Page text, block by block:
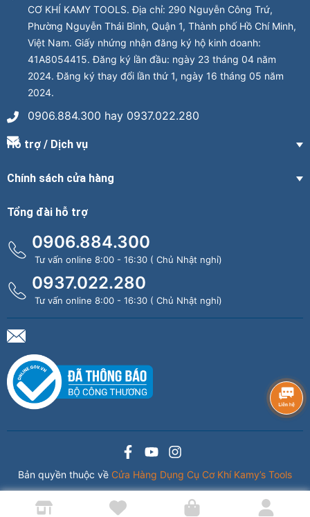
CƠ KHÍ KAMY TOOLS. Địa chỉ: 290 Nguyễn Công Trứ,
Phường Nguyễn Thái Bình, Quận 1, Thành phố Hồ Chí Minh,
Việt Nam. Giấy nhứng nhận đăng ký hộ kinh doanh:
41A8054415. Đăng ký lần đầu: ngày 23 tháng 04 năm
2024. Đăng ký thay đổi lần thứ 1, ngày 16 tháng 05 năm
2024.
0906.884.300 hay 0937.022.280
Hỗ trợ / Dịch vụ
Chính sách cửa hàng
Tổng đài hỗ trợ
0906.884.300
Tư vấn online 8:00 - 16:30 ( Chủ Nhật nghỉ)
0937.022.280
Tư vấn online 8:00 - 16:30 ( Chủ Nhật nghỉ)
Bản quyền thuộc về Cửa Hàng Dụng Cụ Cơ Khí Kamy’s Tools